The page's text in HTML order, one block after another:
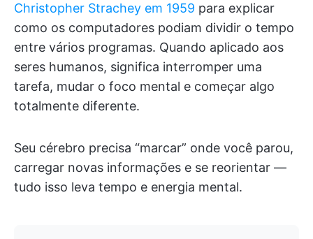
Christopher Strachey em 1959 para explicar
como os computadores podiam dividir o tempo
entre vários programas. Quando aplicado aos
seres humanos, significa interromper uma
tarefa, mudar o foco mental e começar algo
totalmente diferente.
Seu cérebro precisa “marcar” onde você parou,
carregar novas informações e se reorientar —
tudo isso leva tempo e energia mental.